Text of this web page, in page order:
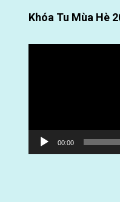
Khóa Tu Mùa Hè
00:00